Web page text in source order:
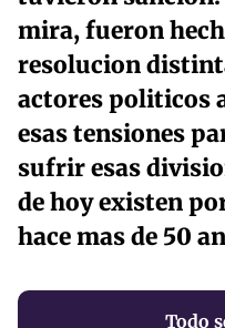
mira, fueron
resolucion
actores politicos
esas tensiones
sufrir esas
de hoy existen
hace mas de 50
Todo